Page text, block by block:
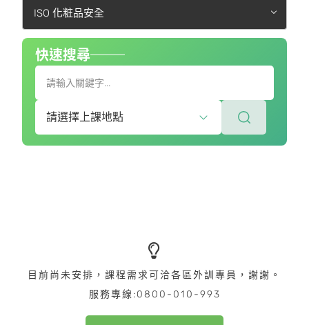
ISO 化粧品安全
快速搜尋
目前尚未安排，課程需求可洽各區外訓專員，謝謝。
服務專線:0800-010-993